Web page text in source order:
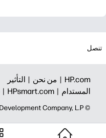
تنصل
HP.com | من نحن | التأثير
المستدام | HPsmart.com |
© Copyright 2026 HP Development Company, L.P.